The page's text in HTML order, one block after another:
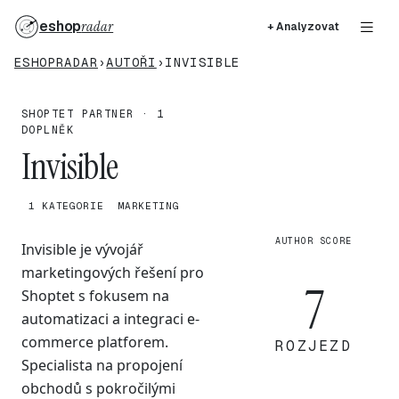
eshopradar + Analyzovat
ESHOPRADAR ›AUTOŘI › INVISIBLE
SHOPTET PARTNER · 1
DOPLNĚK
Invisible
1 KATEGORIE MARKETING
Invisible je vývojář
marketingových řešení pro
Shoptet s fokusem na
automatizaci a integraci e-
commerce platforem.
Specialista na propojení
obchodů s pokročilými
AUTHOR SCORE
7
ROZJEZD